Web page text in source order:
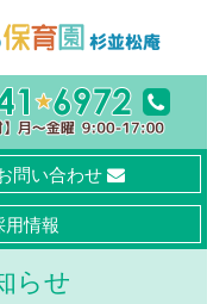
問い合わせ
用情報
らせ